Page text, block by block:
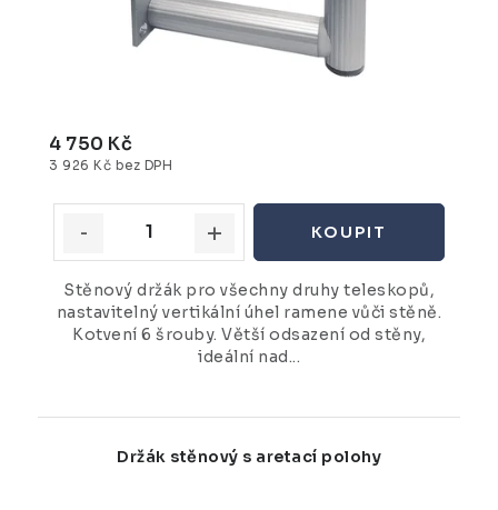
3 926 Kč bez DPH
4 750 Kč
Stěnový držák pro všechny druhy teleskopů,
nastavitelný vertikální úhel ramene vůči stěně.
Kotvení 6 šrouby. Větší odsazení od stěny,
ideální nad...
Držák stěnový s aretací polohy